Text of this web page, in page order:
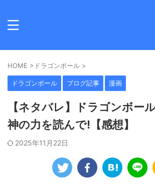
HOME > ドラゴンボール >
ドラゴンボール ブログ記事 漫画
【ネタバレ】ドラゴンボー
神の力を読んで!【感想】
2025年11月22日